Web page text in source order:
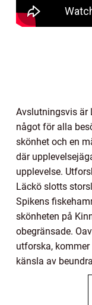
Avslutningsvis är
något för alla
skönhet och en
där
upplevelse.
Läckö slotts
Spikens
skönheten på
obegränsade.
utforska,
känsla av